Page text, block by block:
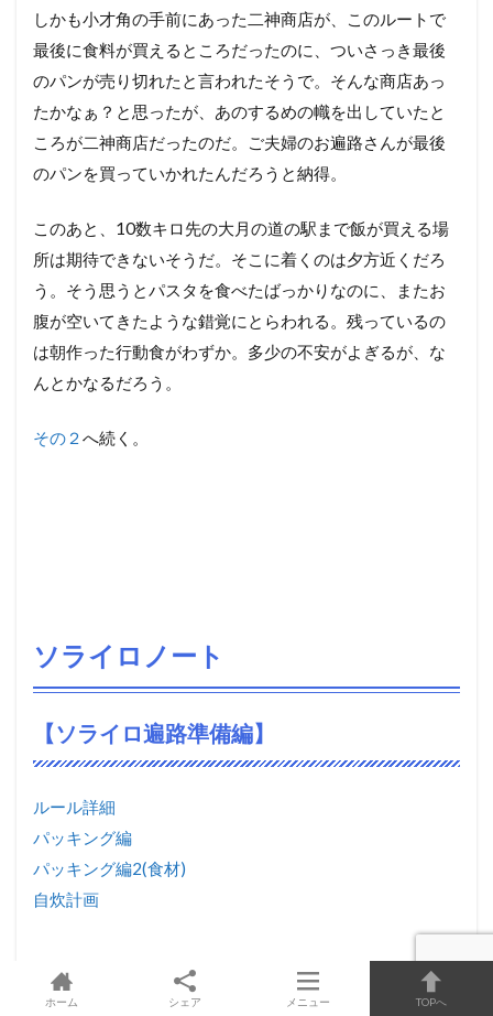
しかも小才角の手前にあった二神商店が、このルートで
最後に食料が買えるところだったのに、ついさっき最後
のパンが売り切れたと言われたそうで。そんな商店あっ
たかなぁ？と思ったが、あのするめの幟を出していたと
ころが二神商店だったのだ。ご夫婦のお遍路さんが最後
のパンを買っていかれたんだろうと納得。
このあと、10数キロ先の大月の道の駅まで飯が買える場
所は期待できないそうだ。そこに着くのは夕方近くだろ
う。そう思うとパスタを食べたばっかりなのに、またお
腹が空いてきたような錯覚にとらわれる。残っているの
は朝作った行動食がわずか。多少の不安がよぎるが、な
んとかなるだろう。
その２へ続く。
ソライロノート
【ソライロ遍路準備編】
ルール詳細
パッキング編
パッキング編2(食材)
自炊計画
【ソライロ遍路移動編】
ホーム シェア メニュー TOPへ